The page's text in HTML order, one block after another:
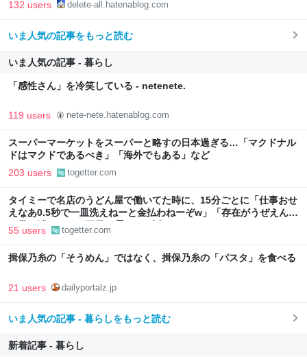
132 users delete-all.hatenablog.com
いま人気の記事をもっと読む
いま人気の記事 - 暮らし
「感性さん」を冷笑している - netenete.
119 users nete-nete.hatenablog.com
スーパーマーケットをスーパーと略すの日本過ぎる…「マクドナル
ドはマクドであるべき」「海外でもある」など
203 users togetter.com
タイミーで名店のうどん屋で働いてた時に、15分ごとに「仕事おせ
えなあ0.5秒で一皿洗えねーと金払わねーぞw」「存在がうぜえんだ
よ早く消えろ」と耳元で囁かれた話
55 users togetter.com
揖保乃糸の「そうめん」ではなく、揖保乃糸の「パスタ」を食べる
21 users dailyportalz.jp
いま人気の記事 - 暮らしをもっと読む
新着記事 - 暮らし